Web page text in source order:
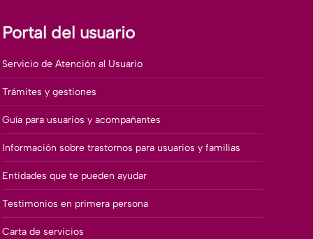
Portal del usuario
Servicio de Atención al Usuario
Trámites y gestiones
Guía para usuarios y acompañantes
Información sobre trastornos para usuarios y familias
Entidades que te pueden ayudar
Testimonios en primera persona
Carta de servicios